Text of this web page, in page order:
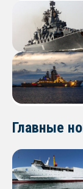
Главные